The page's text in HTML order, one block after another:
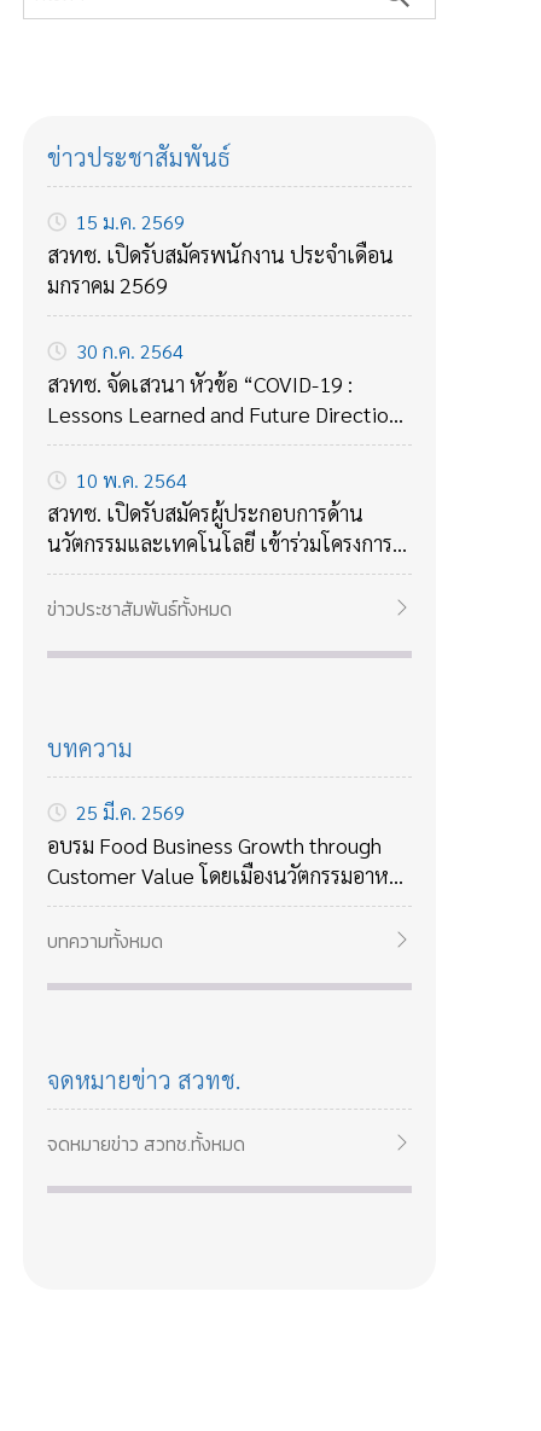
ข่าวประชาสัมพันธ์
15 ม.ค. 2569
สวทช. เปิดรับสมัครพนักงาน ประจำเดือน
มกราคม 2569
30 ก.ค. 2564
สวทช. จัดเสวนา หัวข้อ “COVID-19 :
Lessons Learned and Future Directions
ถอดบทเรียนจาก COVID-19 กับแนวทาง
รับมือกับโรคร้ายใหม่ๆในอนาคต
10 พ.ค. 2564
สวทช. เปิดรับสมัครผู้ประกอบการด้าน
นวัตกรรมและเทคโนโลยี เข้าร่วมโครงการ
บ่มเพาะธุรกิจเทคโนโลยี ปี 2564
ข่าวประชาสัมพันธ์ทั้งหมด
บทความ
25 มี.ค. 2569
อบรม Food Business Growth through
Customer Value โดยเมืองนวัตกรรมอาหาร
สวทช เรียนรู้การวิเคราะห์ลูกค้า สร้างคุณค่า
และกลยุทธ์เติบโตธุรกิจอาหาร 14–15 พ.ค.
บทความทั้งหมด
จดหมายข่าว สวทช.
จดหมายข่าว สวทช.ทั้งหมด